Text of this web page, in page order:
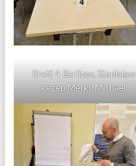
Brett 4 Berlizov, Stanislaw
gegen Merkl, Michael